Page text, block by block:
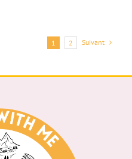
1 2 Suivant